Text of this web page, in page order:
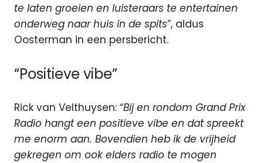
te laten groeien en luisteraars te entertainen
onderweg naar huis in de spits”, aldus
Oosterman in een persbericht.
“Positieve vibe”
Rick van Velthuysen: “Bij en rondom Grand Prix
Radio hangt een positieve vibe en dat spreekt
me enorm aan. Bovendien heb ik de vrijheid
gekregen om ook elders radio te mogen